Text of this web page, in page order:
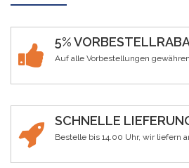
5%
Auf alle Vorbestellungen
SCHNELLE
Bestelle bis 14.00 Uhr, wir liefern